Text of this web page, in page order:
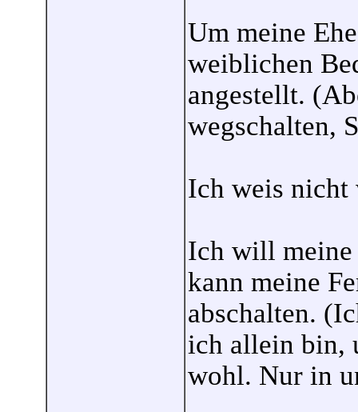
Um meine
weiblichen
angestellt.
wegschalten,
Ich weis nicht
Ich will
kann meine
abschalten.
ich allein bin,
wohl. Nur in